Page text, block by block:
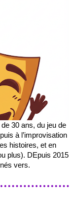
30 ans, du jeu de
à l’improvisation
histoires, et en
plus). DEpuis 2015
vers.